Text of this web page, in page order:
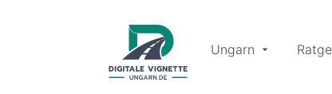
Ungarn